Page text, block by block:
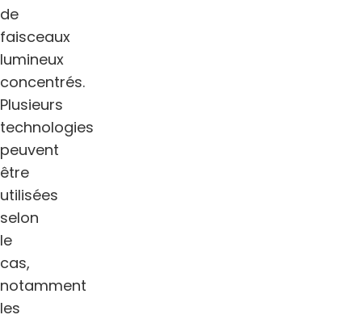
de
faisceaux
lumineux
concentrés.
Plusieurs
technologies
peuvent
être
utilisées
selon
le
cas,
notamment
les